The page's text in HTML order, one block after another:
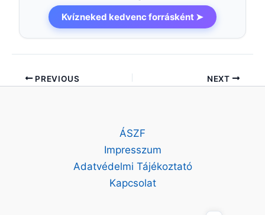
Kvízneked kedvenc forrásként ➤
PREVIOUS NEXT
ÁSZF
Impresszum
Adatvédelmi Tájékoztató
Kapcsolat